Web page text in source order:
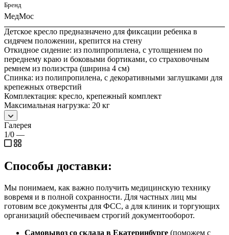
Бренд
МедМос
Детское кресло предназначено для фиксации ребенка в
сидячем положении, крепится на стену
Откидное сидение: из полипропилена, с утолщением по
переднему краю и боковыми бортиками, со страховочным
ремнем из полиэстра (ширина 4 см)
Спинка: из полипропилена, с декоративными заглушками для
крепежных отверстий
Комплектация: кресло, крепежный комплект
Максимальная нагрузка: 20 кг
Галерея
1/0 —
Способы доставки:
Мы понимаем, как важно получить медицинскую технику
вовремя и в полной сохранности. Для частных лиц мы
готовим все документы для ФСС, а для клиник и торгующих
организаций обеспечиваем строгий документооборот.
Самовывоз со склада в Екатеринбурге (поможем с